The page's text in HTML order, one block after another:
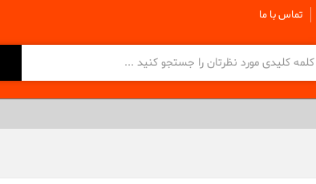
تماس با ما